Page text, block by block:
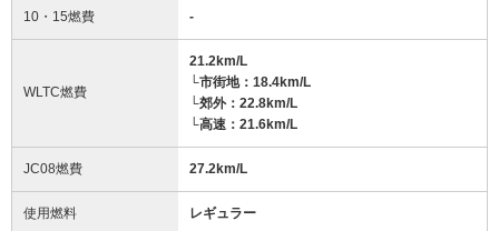
10・15燃費 -
WLTC燃費
21.2km/L
└市街地：18.4km/L
└郊外：22.8km/L
└高速：21.6km/L
JC08燃費 27.2km/L
使用燃料 レギュラー